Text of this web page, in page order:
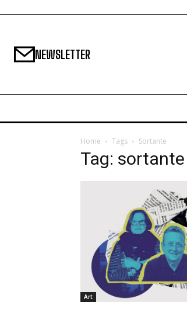
NEWSLETTER
Home Tags Sortante
Tag: sortante
Art